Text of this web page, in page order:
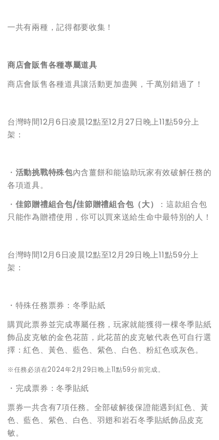
一共有兩種，記得都要收集！
商店會販售各種專屬道具
商店會販售各種道具讓活動更加盡興，千萬別錯過了！
台灣時間12月6日凌晨12點至12月27日晚上11點59分上
架：
・ 活動挑戰特殊包內含薑餅和能協助玩家有效破解任務的
各項道具。
・ 佳節贈禮組合包/佳節贈禮組合包（大）
：這款組合包
只能作為贈禮使用，你可以買來送給生命中最特別的人！
台灣時間12月6日凌晨12點至12月29日晚上11點59分上
架：
・特殊任務票券：冬季貼紙
購買此票券並完成專屬任務，玩家就能獲得一棵冬季貼紙
飾品皮克敏的金色花苗，此花苗的皮克敏代表色可自行選
擇：紅色、黃色、藍色、紫色、白色、粉紅色或灰色。
※任務必須在2024年2月29日晚上11點59分前完成。
・完成票券：冬季貼紙
票券一共含有7項任務。全部破解後保證能遇到紅色、黃
色、藍色、紫色、白色、羽翅和岩石冬季貼紙飾品皮克
敏。